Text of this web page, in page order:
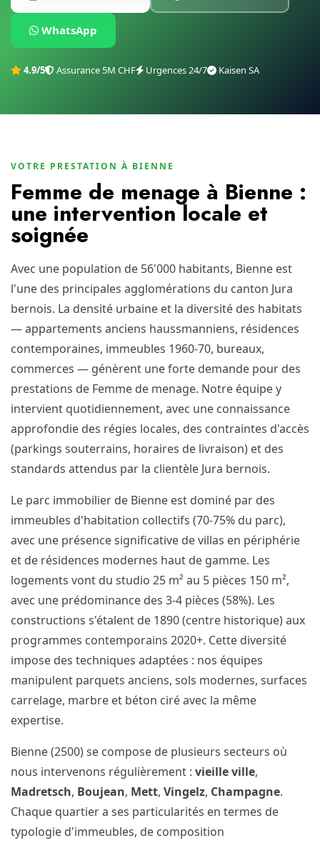
WhatsApp
4.9/5 Assurance 5M CHF Urgences 24/7 Kaisen SA
VOTRE PRESTATION À BIENNE
Femme de menage à Bienne :
une intervention locale et
soignée
Avec une population de 56'000 habitants, Bienne est
l'une des principales agglomérations du canton Jura
bernois. La densité urbaine et la diversité des habitats
— appartements anciens haussmanniens, résidences
contemporaines, immeubles 1960-70, bureaux,
commerces — génèrent une forte demande pour des
prestations de Femme de menage. Notre équipe y
intervient quotidiennement, avec une connaissance
approfondie des régies locales, des contraintes d'accès
(parkings souterrains, horaires de livraison) et des
standards attendus par la clientèle Jura bernois.
Le parc immobilier de Bienne est dominé par des
immeubles d'habitation collectifs (70-75% du parc),
avec une présence significative de villas en périphérie
et de résidences modernes haut de gamme. Les
logements vont du studio 25 m² au 5 pièces 150 m²,
avec une prédominance des 3-4 pièces (58%). Les
constructions s'étalent de 1890 (centre historique) aux
programmes contemporains 2020+. Cette diversité
impose des techniques adaptées : nos équipes
manipulent parquets anciens, sols modernes, surfaces
carrelage, marbre et béton ciré avec la même
expertise.
Bienne (2500) se compose de plusieurs secteurs où
nous intervenons régulièrement : vieille ville,
Madretsch, Boujean, Mett, Vingelz, Champagne.
Chaque quartier a ses particularités en termes de
typologie d'immeubles, de composition